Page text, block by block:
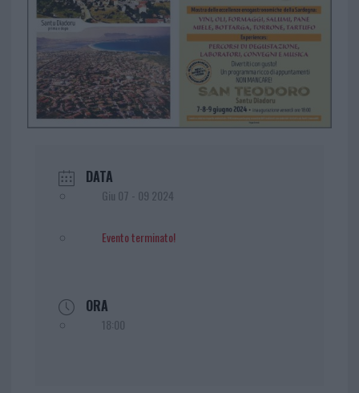
DATA
Giu 07 - 09 2024
Evento terminato!
ORA
18:00